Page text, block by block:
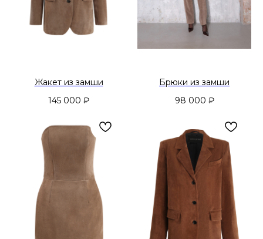
Жакет из замши
145 000 ₽
Брюки из замши
98 000 ₽